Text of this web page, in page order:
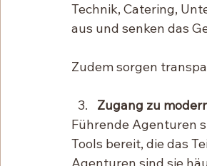
Technik, Catering,
aus und senken das
Zudem sorgen
Zugang zu
Führende Agenturen
Tools bereit, die das